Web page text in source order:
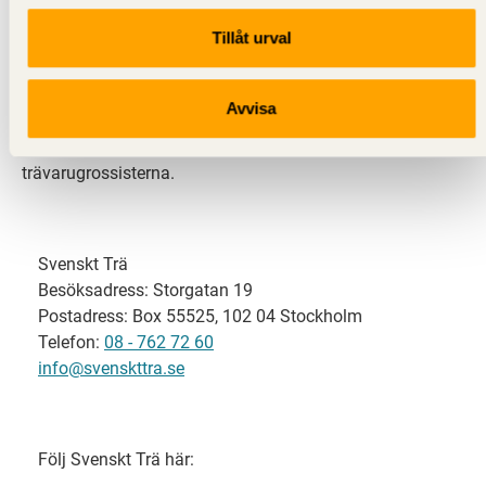
Tillåt urval
Avvisa
Svenskt Trä representerar svensk sågverksindustri
och är en del av branschorganisationen
svensk limträ-, KL-trä- och förpackningsindustri samt
trävarugrossisterna.
Svenskt Trä
Besöksadress: Storgatan 19
Postadress: Box 55525, 102 04 Stockholm
Telefon: 08 - 762 72 60
info@svenskttra.se
Följ Svenskt Trä här: